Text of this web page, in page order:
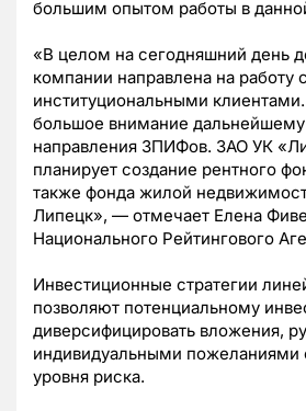
большим опытом работы в
«В целом на сегодняшний день
компании направлена на работу с
институциональными
большое внимание дальнейшему
направления ЗПИФов. ЗАО УК
планирует создание рентного
также фонда жилой
Липецк», — отмечает Елена
Национального Рейтингового
Инвестиционные стратегии
позволяют потенциальному
диверсифицировать вложения,
индивидуальными пожеланиями
уровня риска.